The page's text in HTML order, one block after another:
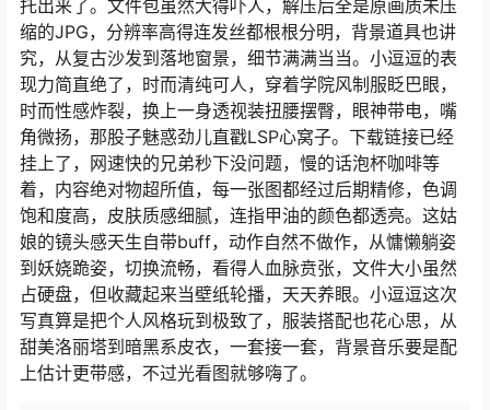
托出来了。文件包虽然大得吓人，解压后全是原画质未压
缩的JPG，分辨率高得连发丝都根根分明，背景道具也讲
究，从复古沙发到落地窗景，细节满满当当。小逗逗的表
现力简直绝了，时而清纯可人，穿着学院风制服眨巴眼，
时而性感炸裂，换上一身透视装扭腰摆臀，眼神带电，嘴
角微扬，那股子魅惑劲儿直戳LSP心窝子。下载链接已经
挂上了，网速快的兄弟秒下没问题，慢的话泡杯咖啡等
着，内容绝对物超所值，每一张图都经过后期精修，色调
饱和度高，皮肤质感细腻，连指甲油的颜色都透亮。这姑
娘的镜头感天生自带buff，动作自然不做作，从慵懒躺姿
到妖娆跪姿，切换流畅，看得人血脉贲张，文件大小虽然
占硬盘，但收藏起来当壁纸轮播，天天养眼。小逗逗这次
写真算是把个人风格玩到极致了，服装搭配也花心思，从
甜美洛丽塔到暗黑系皮衣，一套接一套，背景音乐要是配
上估计更带感，不过光看图就够嗨了。